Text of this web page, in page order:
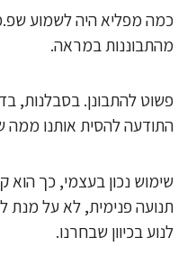
כמה מפליא היה לשמוע
מהתבוננות במראה.
פשוט להתבונן. בסבלנות,
התודעה להסית אותנו ממה
שימוש נכון בעצמי, כך הוא
תנועה פנימית, לא על מנת
לנוע בכיוון שבחרנו.